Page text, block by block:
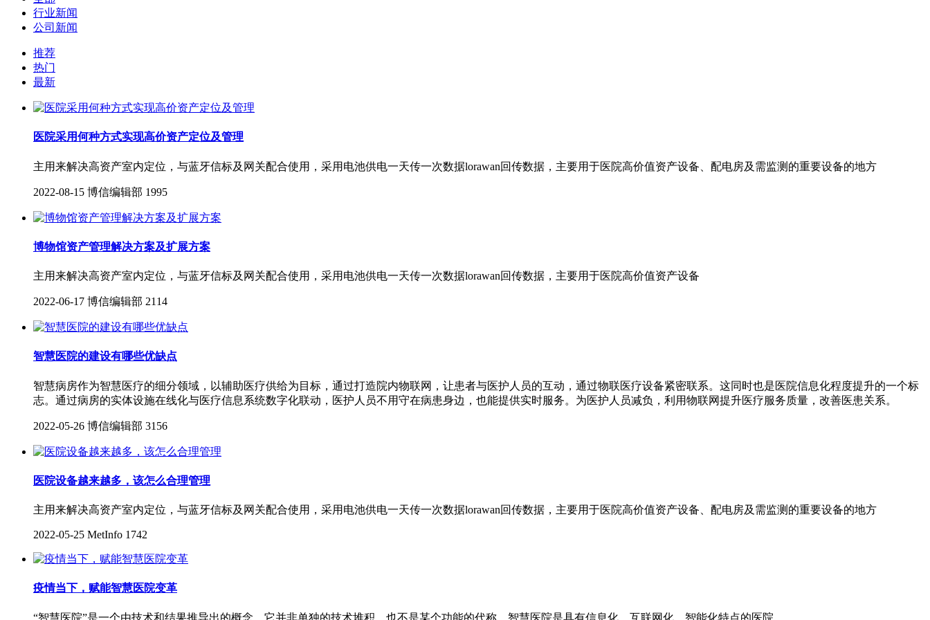
行业新闻
公司新闻
推荐
热门
最新
医院采用何种方式实现高价资产定位及管理
主用来解决高资产室内定位，与蓝牙信标及网关配合使用，采用电池供电一天传一次数据lorawan回传数据，主要用于医院高价值资产设备、配电房及需监测的重要设备的地方
2022-08-15 博信编辑部 1995
博物馆资产管理解决方案及扩展方案
主用来解决高资产室内定位，与蓝牙信标及网关配合使用，采用电池供电一天传一次数据lorawan回传数据，主要用于医院高价值资产设备
2022-06-17 博信编辑部 2114
智慧医院的建设有哪些优缺点
智慧病房作为智慧医疗的细分领域，以辅助医疗供给为目标，通过打造院内物联网，让患者与医护人员的互动，通过物联医疗设备紧密联系。这同时也是医院信息化程度提升的一个标
志。通过病房的实体设施在线化与医疗信息系统数字化联动，医护人员不用守在病患身边，也能提供实时服务。为医护人员减负，利用物联网提升医疗服务质量，改善医患关系。
2022-05-26 博信编辑部 3156
医院设备越来越多，该怎么合理管理
主用来解决高资产室内定位，与蓝牙信标及网关配合使用，采用电池供电一天传一次数据lorawan回传数据，主要用于医院高价值资产设备、配电房及需监测的重要设备的地方
2022-05-25 MetInfo 1742
疫情当下，赋能智慧医院变革
“智慧医院”是一个由技术和结果推导出的概念，它并非单独的技术堆积，也不是某个功能的代称。智慧医院是具有信息化、互联网化、智能化特点的医院